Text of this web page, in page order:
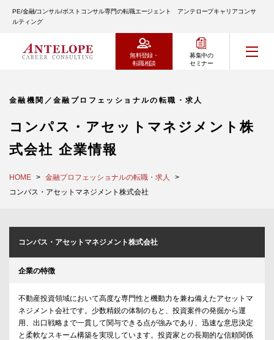
PE/金融/コンサル/ポストコンサル専門の転職エージェント アンテロープキャリアコンサ
ルティング
無料登録・
転職相談
募集中の
セミナー
金融機関／金融プロフェッショナルの転職・求人
コンパス・アセットマネジメント株
式会社 企業情報
HOME
金融プロフェッショナルの転職・求人
コンパス・アセットマネジメント株式会社
コンパス・アセットマネジメント株式会社
企業の特徴
不動産投資領域において高度な専門性と機動力を兼ね備えたアセットマ
ネジメント会社です。少数精鋭の体制のもと、投資案件の発掘から運
用、出口戦略まで一貫して関与できる点が強みであり、迅速な意思決定
と柔軟なスキーム構築を実現しています。投資家との長期的な信頼関係